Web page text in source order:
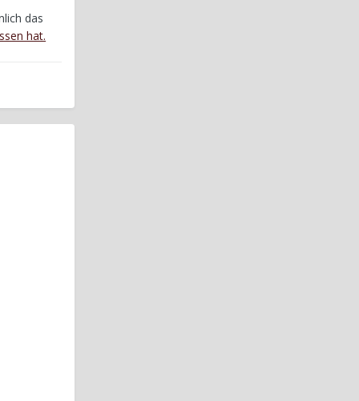
das
hat.